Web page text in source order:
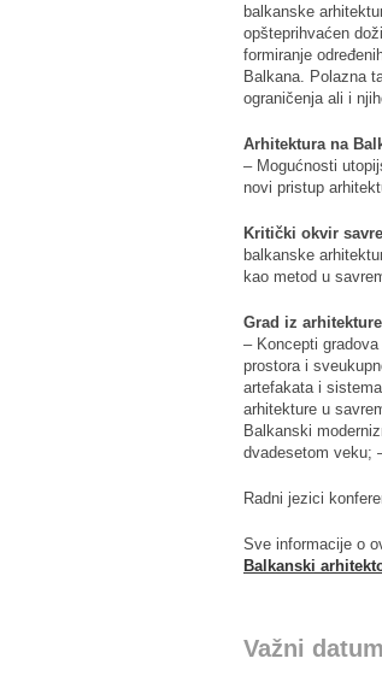
balkanske
opšteprihvaćen
formiranje
Balkana. Polazna
ograničenja ali i
Arhitektura na
– Mogućnosti
novi pristup
Kritički okvir
balkanske
kao metod u
Grad iz arhitekture
– Koncepti
prostora i
artefakata i
arhitekture u
Balkanski
dvadesetom veku;
Radni jezici
Sve informacije o
Balkanski
Važni